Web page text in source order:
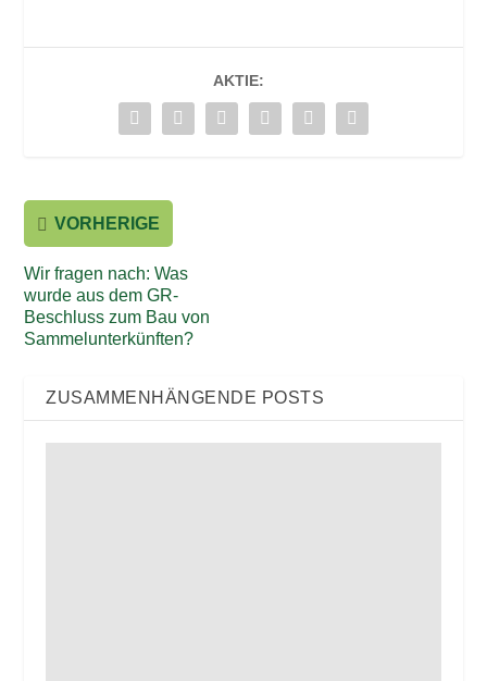
AKTIE:
VORHERIGE
Wir fragen nach: Was
wurde aus dem GR-
Beschluss zum Bau von
Sammelunterkünften?
ZUSAMMENHÄNGENDE POSTS